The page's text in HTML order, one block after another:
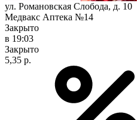
ул. Романовская Слобода, д. 10
Медвакс Аптека №14
Закрыто
в 19:03
Закрыто
5,35 р.